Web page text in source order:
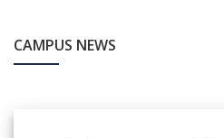
CAMPUS NEWS